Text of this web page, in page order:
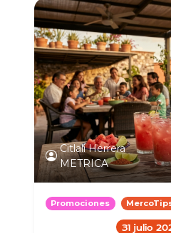
Citlali Herrera
METRICA
Promociones
31 julio